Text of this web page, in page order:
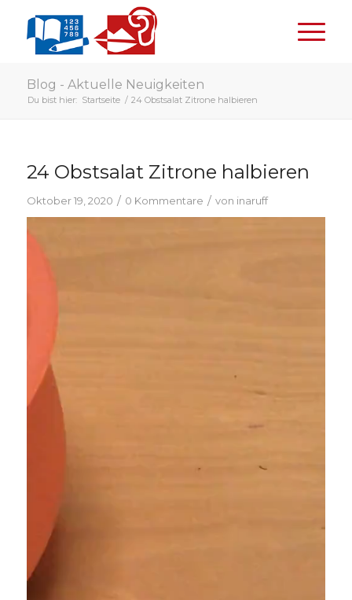
Blog - Aktuelle Neuigkeiten
Du bist hier: Startseite / 24 Obstsalat Zitrone halbieren
24 Obstsalat Zitrone halbieren
Oktober 19, 2020 / 0 Kommentare / von inaruff